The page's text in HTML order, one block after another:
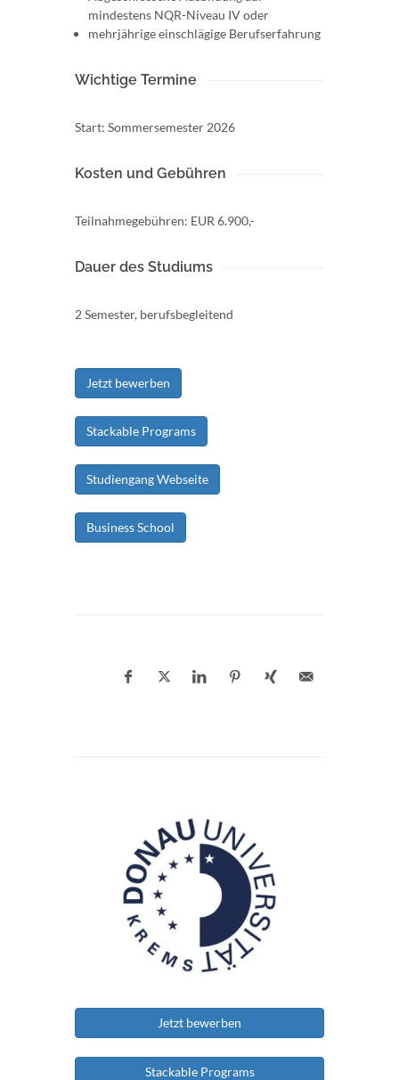
mindestens NQR-Niveau IV oder
mehrjährige einschlägige Berufserfahrung
Wichtige Termine
Start: Sommersemester 2026
Kosten und Gebühren
Teilnahmegebühren: EUR 6.900,-
Dauer des Studiums
2 Semester, berufsbegleitend
Jetzt bewerben
Stackable Programs
Studiengang Webseite
Business School
Jetzt bewerben
Stackable Programs